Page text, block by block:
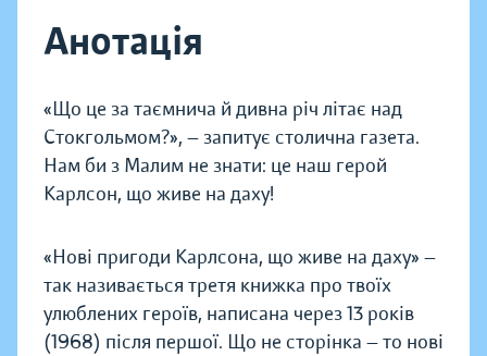
Анотація
«Що це за таємнича й дивна річ літає над
Стокгольмом?», — запитує столична газета.
Нам би з Малим не знати: це наш герой
Карлсон, що живе на даху!
«Нові пригоди Карлсона, що живе на даху» —
так називається третя книжка про твоїх
улюблених героїв, написана через 13 років
(1968) після першої. Що не сторінка — то нові